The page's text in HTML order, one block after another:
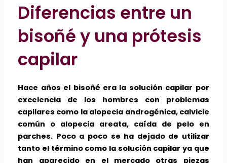
Diferencias entre un
bisoñé y una prótesis
capilar
Hace años el bisoñé era la solución capilar por
excelencia de los hombres con problemas
capilares como la alopecia androgénica, calvicie
común o alopecia areata, caída de pelo en
parches. Poco a poco se ha dejado de utilizar
tanto el término como la solución capilar ya que
han aparecido en el mercado otras piezas